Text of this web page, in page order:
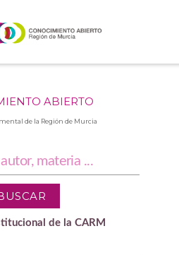
ABIERTO
de la Región de Murcia
de la CARM